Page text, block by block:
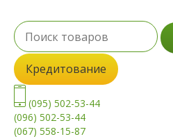
Кредитование
(095) 502-53-44
(096) 502-53-44
(067) 558-15-87